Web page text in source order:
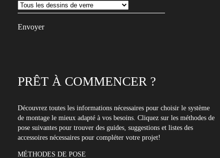
PRÊT À COMMENCER ?
Découvrez toutes les informations nécessaires pour choisir le système
de montage le mieux adapté à vos besoins. Cliquez sur les méthodes de
pose suivantes pour trouver des guides, suggestions et listes des
accessoires nécessaires pour compléter votre projet!
MÉTHODES DE POSE